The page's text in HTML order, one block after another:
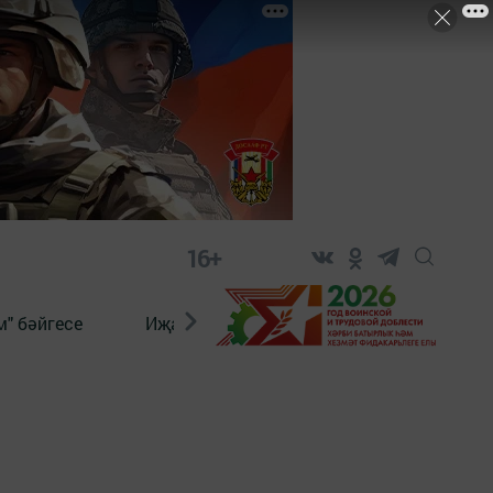
16+
бәйгесе Иҗат Реклама Онлайн